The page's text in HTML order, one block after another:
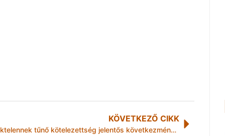
KÖVETKEZŐ CIKK
Jelentéktelennek tűnő kötelezettség jelentős következményekkel